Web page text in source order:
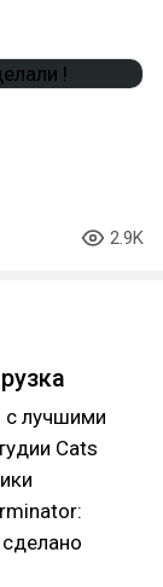
2.9K
с лучшими
Cats